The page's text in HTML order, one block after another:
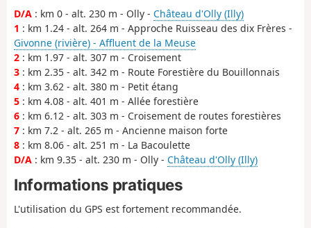
D/A : km 0 - alt. 230 m - Olly - Château d'Olly (Illy)
1 : km 1.24 - alt. 264 m - Approche Ruisseau des dix Frères -
Givonne (rivière) - Affluent de la Meuse
2 : km 1.97 - alt. 307 m - Croisement
3 : km 2.35 - alt. 342 m - Route Forestière du Bouillonnais
4 : km 3.62 - alt. 380 m - Petit étang
5 : km 4.08 - alt. 401 m - Allée forestière
6 : km 6.12 - alt. 303 m - Croisement de routes forestières
7 : km 7.2 - alt. 265 m - Ancienne maison forte
8 : km 8.06 - alt. 251 m - La Bacoulette
D/A : km 9.35 - alt. 230 m - Olly - Château d'Olly (Illy)
Informations pratiques
L'utilisation du GPS est fortement recommandée.